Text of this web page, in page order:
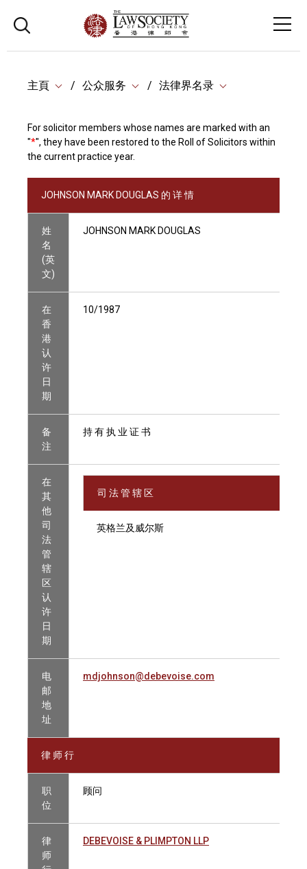
主頁 公众服务 法律界名录
For solicitor members whose names are marked with an
"*", they have been restored to the Roll of Solicitors within
the current practice year.
JOHNSON MARK DOUGLAS 的 详 情
姓
名
(英
文)
JOHNSON MARK DOUGLAS
在
香
港
认
许
日
期
10/1987
备
注
持 有 执 业 证 书
在
其
他
司
法
管
辖
区
认
许
日
期
司 法 管 辖 区
英格兰及威尔斯
电
邮
地
址
mdjohnson@debevoise.com
律 师 行
职
位
顾问
律
师
DEBEVOISE & PLIMPTON LLP